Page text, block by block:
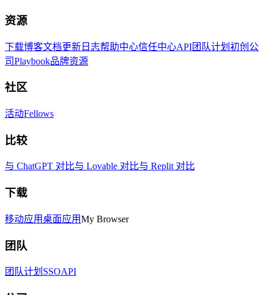
资源
下载博客文档更新日志帮助中心信任中心API团队计划 初创公
司Playbook品牌资源
社区
活动Fellows
比较
与 ChatGPT 对比与 Lovable 对比与 Replit 对比
下载
移动应用桌面应用My Browser
团队
团队计划 SSOAPI